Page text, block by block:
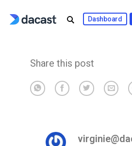
Dashboard
Share this post